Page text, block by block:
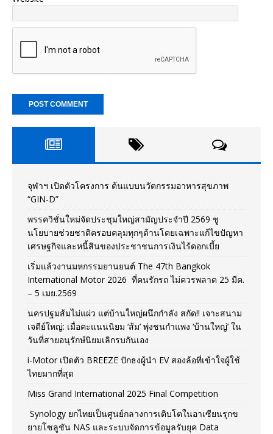
จุฬาฯ เปิดตัวโครงการ ต้นแบบนวัตกรรมอาหารสุขภาพ
“GIN-D”
พรรควิชั่นใหม่จัดประชุมใหญ่สามัญประจำปี 2569 ชู
นโยบายช่วยชาติครอบคลุมทุกๆด้านโดยเฉพาะแก้ไขปัญหา
เศรษฐกิจและหนี้สินของประชาชนการเงินไร้ดอกเบี้ย
เริ่มแล้วงานมหกรรมยานยนต์ The 47th Bangkok
International Motor 2026 ที่คนรักรถ ไม่ควรพลาด 25 มีค.
– 5 เมย.2569
นครปฐมส้มไม่แผ่ว แต่บ้านใหญ่ผนึกกำลัง สกัด!! เจาะสนาม
เจดีย์ใหญ่: เมื่อคะแนนนิยม ‘ส้ม’ พุ่งชนกำแพง ‘บ้านใหญ่’ ใน
วันที่สายอนุรักษ์นิยมเลิกรบกันเอง
i-Motor เปิดตัว BREEZE ปักธงผู้นำ EV สองล้อที่เข้าใจผู้ใช้
ไทยมากที่สุด
Miss Grand International 2025 Final Competition
Synology ยกไทยเป็นศูนย์กลางการเติบโตในอาเซียนรุกข
ยายโซลูชัน NAS และระบบจัดการข้อมูลรับยุค Data